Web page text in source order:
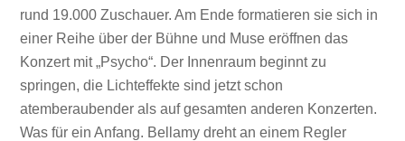
rund 19.000 Zuschauer. Am Ende formatieren sie sich in
einer Reihe über der Bühne und Muse eröffnen das
Konzert mit „Psycho“. Der Innenraum beginnt zu
springen, die Lichteffekte sind jetzt schon
atemberaubender als auf gesamten anderen Konzerten.
Was für ein Anfang. Bellamy dreht an einem Regler